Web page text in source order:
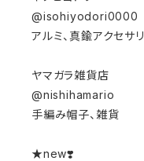
@isohiyodori0000⁡
アルミ、真鍮アクセサ
ヤマガラ雑貨店⁡
@nishihamario⁡
手編み帽子、雑貨⁡
★new❣️